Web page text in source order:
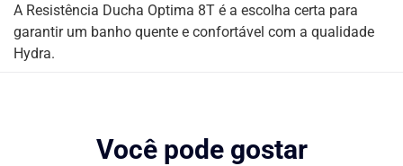
A Resistência Ducha Optima 8T é a escolha certa para
garantir um banho quente e confortável com a qualidade
Hydra.
Você pode gostar